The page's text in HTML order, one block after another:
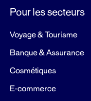
Pour les secteurs
Voyage & Tourisme
Banque & Assurance
Cosmétiques
E-commerce